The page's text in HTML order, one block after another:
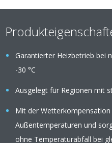
Garantierter Heizbetrieb bei
-30 °C
Ausgelegt für Regionen mit
Mit der
Außentemperaturen und
ohne Temperaturabfall bei